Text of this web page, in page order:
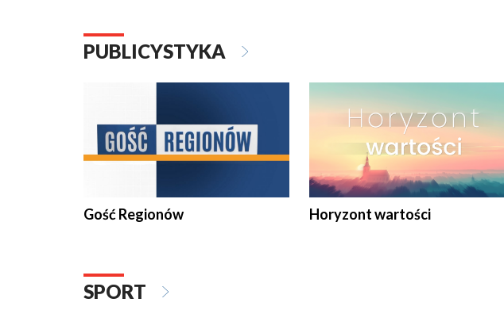
PUBLICYSTYKA
Gość Regionów Horyzont wartości
SPORT